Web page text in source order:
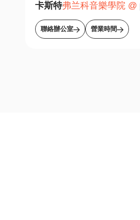
卡斯特弗兰科音樂學院 @
聯絡辦公室 營業時間